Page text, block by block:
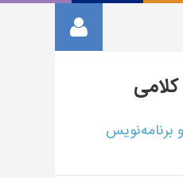
کلامی
برنامه‌نویس